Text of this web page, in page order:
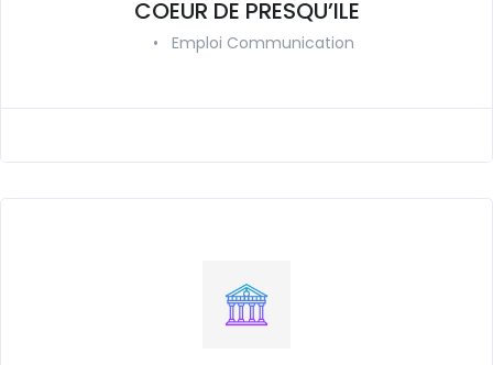
COEUR DE PRESQU’ILE
• Emploi Communication